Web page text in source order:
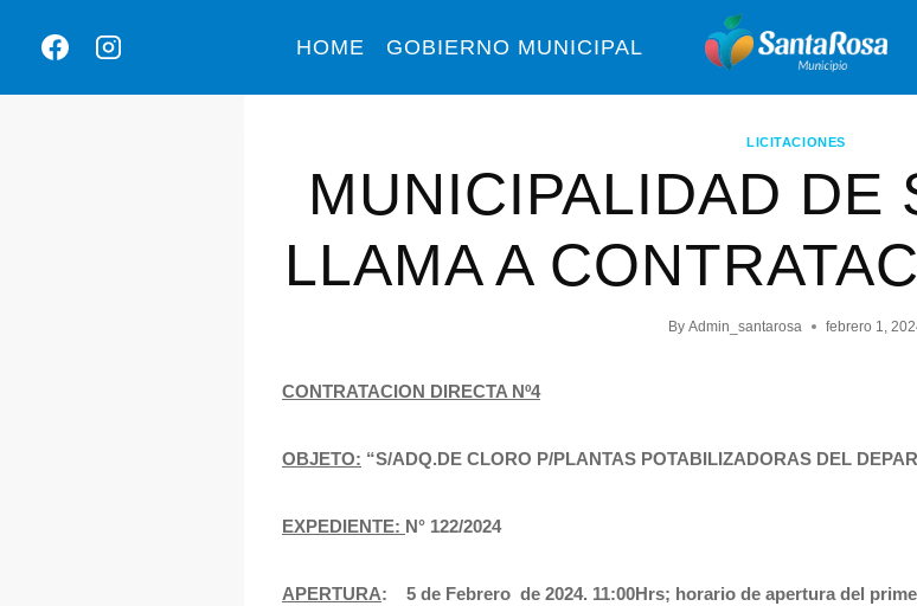
HOME GOBIERNO MUNICIPAL
LICITACIONES
MUNICIPALIDAD DE
LLAMA A
By Admin_santarosa febrero 1,
CONTRATACION DIRECTA Nº4
OBJETO: “S/ADQ.DE CLORO P/PLANTAS POTABILIZADORAS DEL
EXPEDIENTE: N° 122/2024
APERTURA: 5 de Febrero de 2024. 11:00Hrs; horario de apertura del